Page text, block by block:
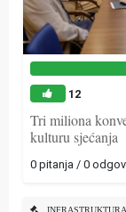
12
Tri miliona
kulturu sjećanja
0 pitanja / 0
INFRASTRUKTURA